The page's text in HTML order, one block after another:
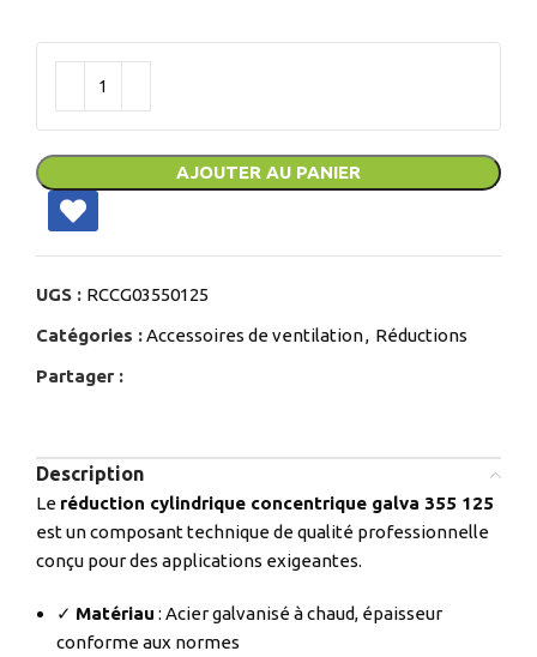
AJOUTER AU PANIER
UGS : RCCG03550125
Catégories :Accessoires de ventilation, Réductions
Partager :
Description
Le réduction cylindrique concentrique galva 355 125
est un composant technique de qualité professionnelle
conçu pour des applications exigeantes.
✓ Matériau : Acier galvanisé à chaud, épaisseur
conforme aux normes